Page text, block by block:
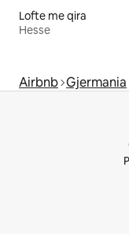
Lofte me qira
Hesse
Airbnb Gjermania